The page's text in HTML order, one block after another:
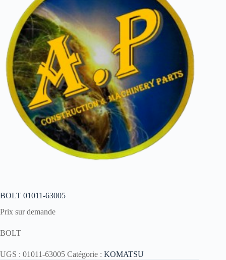
BOLT 01011-63005
Prix sur demande
BOLT
UGS : 01011-63005 Catégorie : KOMATSU